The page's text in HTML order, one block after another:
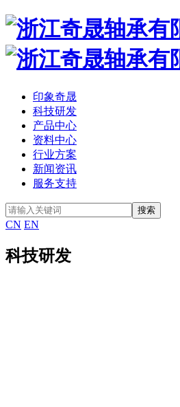
印象奇晟
科技研发
产品中心
资料中心
行业方案
新闻资讯
服务支持
CN EN
科技研发